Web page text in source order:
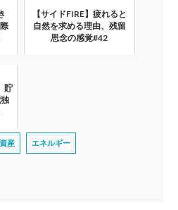
【サイドFIRE】疲れると
自然を求める理由、残留
思念の感覚#42
貯
産 エネルギー